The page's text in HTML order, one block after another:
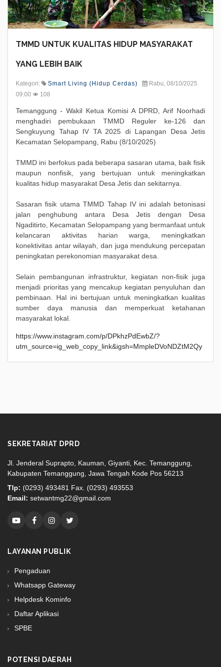
TMMD UNTUK KUALITAS HIDUP MASYARAKAT
YANG LEBIH BAIK
Kategori: Smart Living (Hidup Cerdas)
Rabu, 08/10/2025
09:00
108
Temanggung - Wakil Ketua Komisi A DPRD, Arif Noorhadi
menghadiri pembukaan TMMD Reguler ke-126 dan
Sengkuyung Tahap IV TA 2025 di Lapangan Desa Jetis
Kecamatan Selopampang, Rabu (8/10/2025)
TMMD ini berfokus pada beberapa sasaran utama, baik fisik
maupun nonfisik, yang bertujuan untuk meningkatkan
kualitas hidup masyarakat Desa Jetis dan sekitarnya.
Sasaran fisik utama TMMD Tahap IV ini adalah betonisasi
jalan penghubung antara Desa Jetis dengan Desa
Ngaditirto, Kecamatan Selopampang yang bermanfaat untuk
kelancaran aktivitas harian warga, meningkatkan
konektivitas antar wilayah, dan juga mendukung percepatan
peningkatan perekonomian masyarakat desa.
Selain pembangunan infrastruktur, kegiatan non-fisik juga
menjadi prioritas yang mencakup kegiatan penyuluhan dan
pembinaan. Hal ini bertujuan untuk meningkatkan kualitas
sumber daya manusia dan memperkuat ketahanan
masyarakat lokal.
https://www.instagram.com/p/DPkhzPdEwbZ/?
utm_source=ig_web_copy_link&igsh=MmpleDVoNDZtM2Qy
SEKRETARIAT DPRD
Jl. Jenderal Suprapto, Kauman, Giyanti, Kec. Temanggung,
Kabupaten Temanggung, Jawa Tengah Kode Pos 56213
Tlp: (0293) 493481 Fax. (0293) 493553
Email: setwantmg22@gmail.com
LAYANAN PUBLIK
Pengaduan
Whatsapp Gateway
Helpdesk Kominfo
Daftar Aplikasi
SPBE
POTENSI DAERAH